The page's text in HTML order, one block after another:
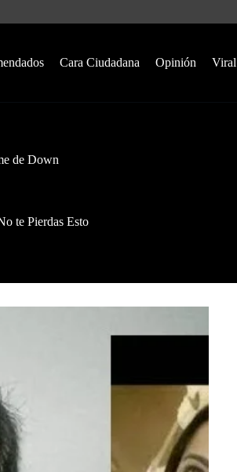
Cara Ciudadana Opinión Viral
de Down
te Pierdas Esto